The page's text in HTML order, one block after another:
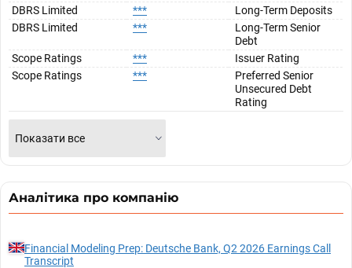
DBRS Limited
***
Long-Term Deposits
DBRS Limited
***
Long-Term Senior
Debt
Scope Ratings
***
Issuer Rating
Scope Ratings
***
Preferred Senior
Unsecured Debt
Rating
Показати все
Аналітика про компанію
Financial Modeling Prep: Deutsche Bank, Q2 2026 Earnings Call
Transcript